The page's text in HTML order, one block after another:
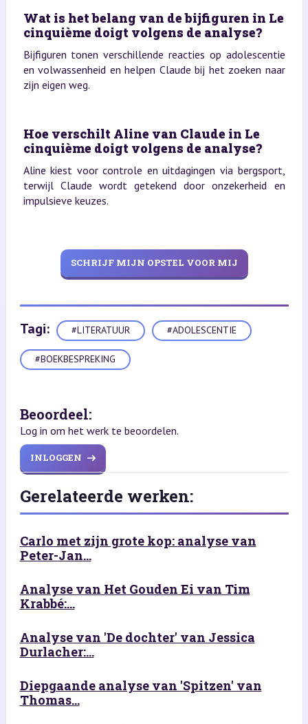
Wat is het belang van de bijfiguren in Le
cinquième doigt volgens de analyse?
Bijfiguren tonen verschillende reacties op adolescentie
en volwassenheid en helpen Claude bij het zoeken naar
zijn eigen weg.
Hoe verschilt Aline van Claude in Le
cinquième doigt volgens de analyse?
Aline kiest voor controle en uitdagingen via bergsport,
terwijl Claude wordt getekend door onzekerheid en
impulsieve keuzes.
SCHRIJF MIJN OPSTEL VOOR MIJ
Tagi: #LITERATUUR #ADOLESCENTIE
#BOEKBESPREKING
Beoordeel:
Log in om het werk te beoordelen.
INLOGGEN
Gerelateerde werken:
Carlo met zijn grote kop: analyse van
Peter-Jan...
Analyse van Het Gouden Ei van Tim
Krabbé:...
Analyse van 'De dochter' van Jessica
Durlacher:...
Diepgaande analyse van 'Spitzen' van
Thomas...